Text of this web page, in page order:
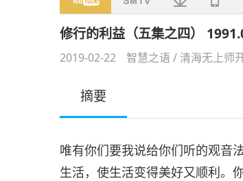
修行的利益（五集之四）
2019-02-22 智慧之语/ 清海无上师
摘要
唯有你们要我说给你们听的观音
生活，使生活变得美好又顺利。